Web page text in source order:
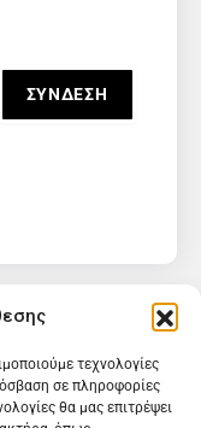
τεχνολογίες
σε πληροφορίες
θα μας επιτρέψει